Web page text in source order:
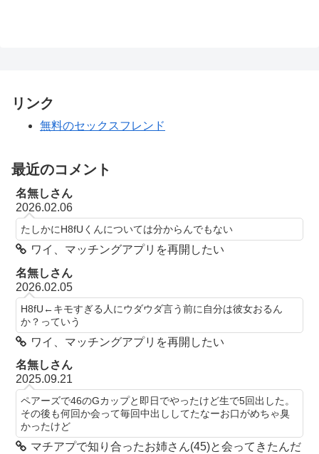
リンク
無料のセックスフレンド
最近のコメント
名無しさん
2026.02.06
たしかにH8fUくんについては分からんでもない
ワイ、マッチングアプリを再開したい
名無しさん
2026.02.05
H8fU←キモすぎる人にウダウダ言う前に自分は彼女おるん
か？っていう
ワイ、マッチングアプリを再開したい
名無しさん
2025.09.21
ペアーズで46のGカップと即日でやったけど生で5回出した。
その後も何回か会って毎回中出ししてたなーお口がめちゃ臭
かったけど
マチアプで知り合ったお姉さん(45)と会ってきたんだ